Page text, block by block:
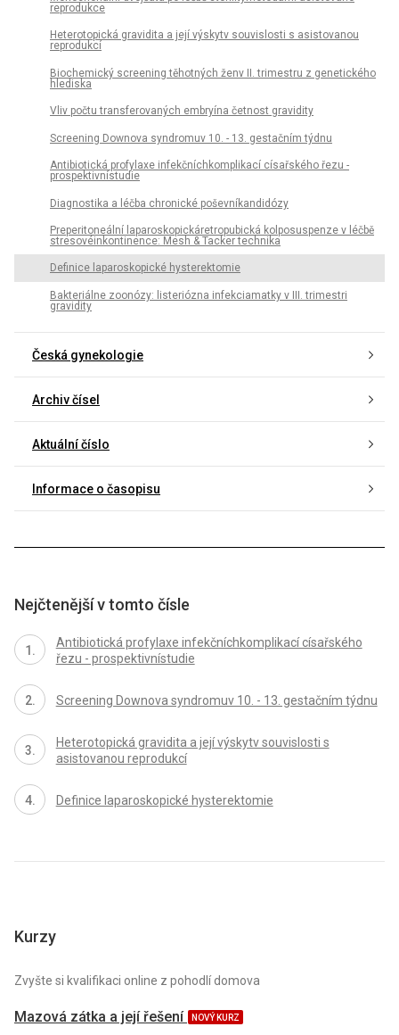
reprodukce
Heterotopická gravidita a její výskytv souvislosti s asistovanou
reprodukcí
Biochemický screening těhotných ženv II. trimestru z genetického
hlediska
Vliv počtu transferovaných embryína četnost gravidity
Screening Downova syndromuv 10. - 13. gestačním týdnu
Antibiotická profylaxe infekčníchkomplikací císařského řezu -
prospektivnístudie
Diagnostika a léčba chronické poševníkandidózy
Preperitoneální laparoskopickáretropubická kolposuspenze v léčbě
stresovéinkontinence: Mesh & Tacker technika
Definice laparoskopické hysterektomie
Bakteriálne zoonózy: listeriózna infekciamatky v III. trimestri
gravidity
Česká gynekologie
Archiv čísel
Aktuální číslo
Informace o časopisu
Nejčtenější v tomto čísle
Antibiotická profylaxe infekčníchkomplikací císařského
řezu - prospektivnístudie
Screening Downova syndromuv 10. - 13. gestačním týdnu
Heterotopická gravidita a její výskytv souvislosti s
asistovanou reprodukcí
Definice laparoskopické hysterektomie
Kurzy
Zvyšte si kvalifikaci online z pohodlí domova
Mazová zátka a její řešení NOVÝ KURZ